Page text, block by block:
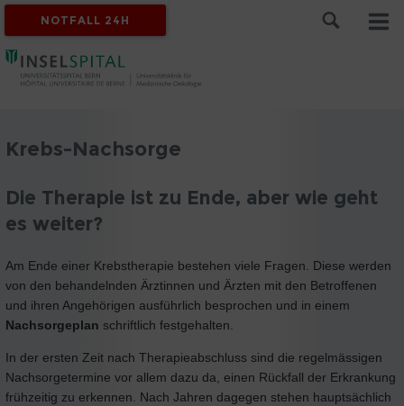
NOTFALL 24H
Krebs-Nachsorge
Die Therapie ist zu Ende, aber wie geht
es weiter?
Am Ende einer Krebstherapie bestehen viele Fragen. Diese werden
von den behandelnden Ärztinnen und Ärzten mit den Betroffenen
und ihren Angehörigen ausführlich besprochen und in einem
Nachsorgeplan schriftlich festgehalten.
In der ersten Zeit nach Therapieabschluss sind die regelmässigen
Nachsorgetermine vor allem dazu da, einen Rückfall der Erkrankung
frühzeitig zu erkennen. Nach Jahren dagegen stehen hauptsächlich